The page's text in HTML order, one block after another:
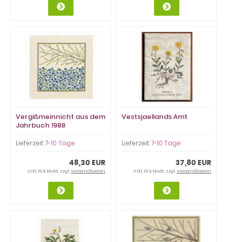
Vergißmeinnicht aus dem
Jahrbuch 1988
Lieferzeit:7-10 Tage
48,30 EUR
inkl. 19 % MwSt. zzgl.Versandkosten
Vestsjaellands Amt
Lieferzeit:7-10 Tage
37,80 EUR
inkl. 19 % MwSt. zzgl.Versandkosten